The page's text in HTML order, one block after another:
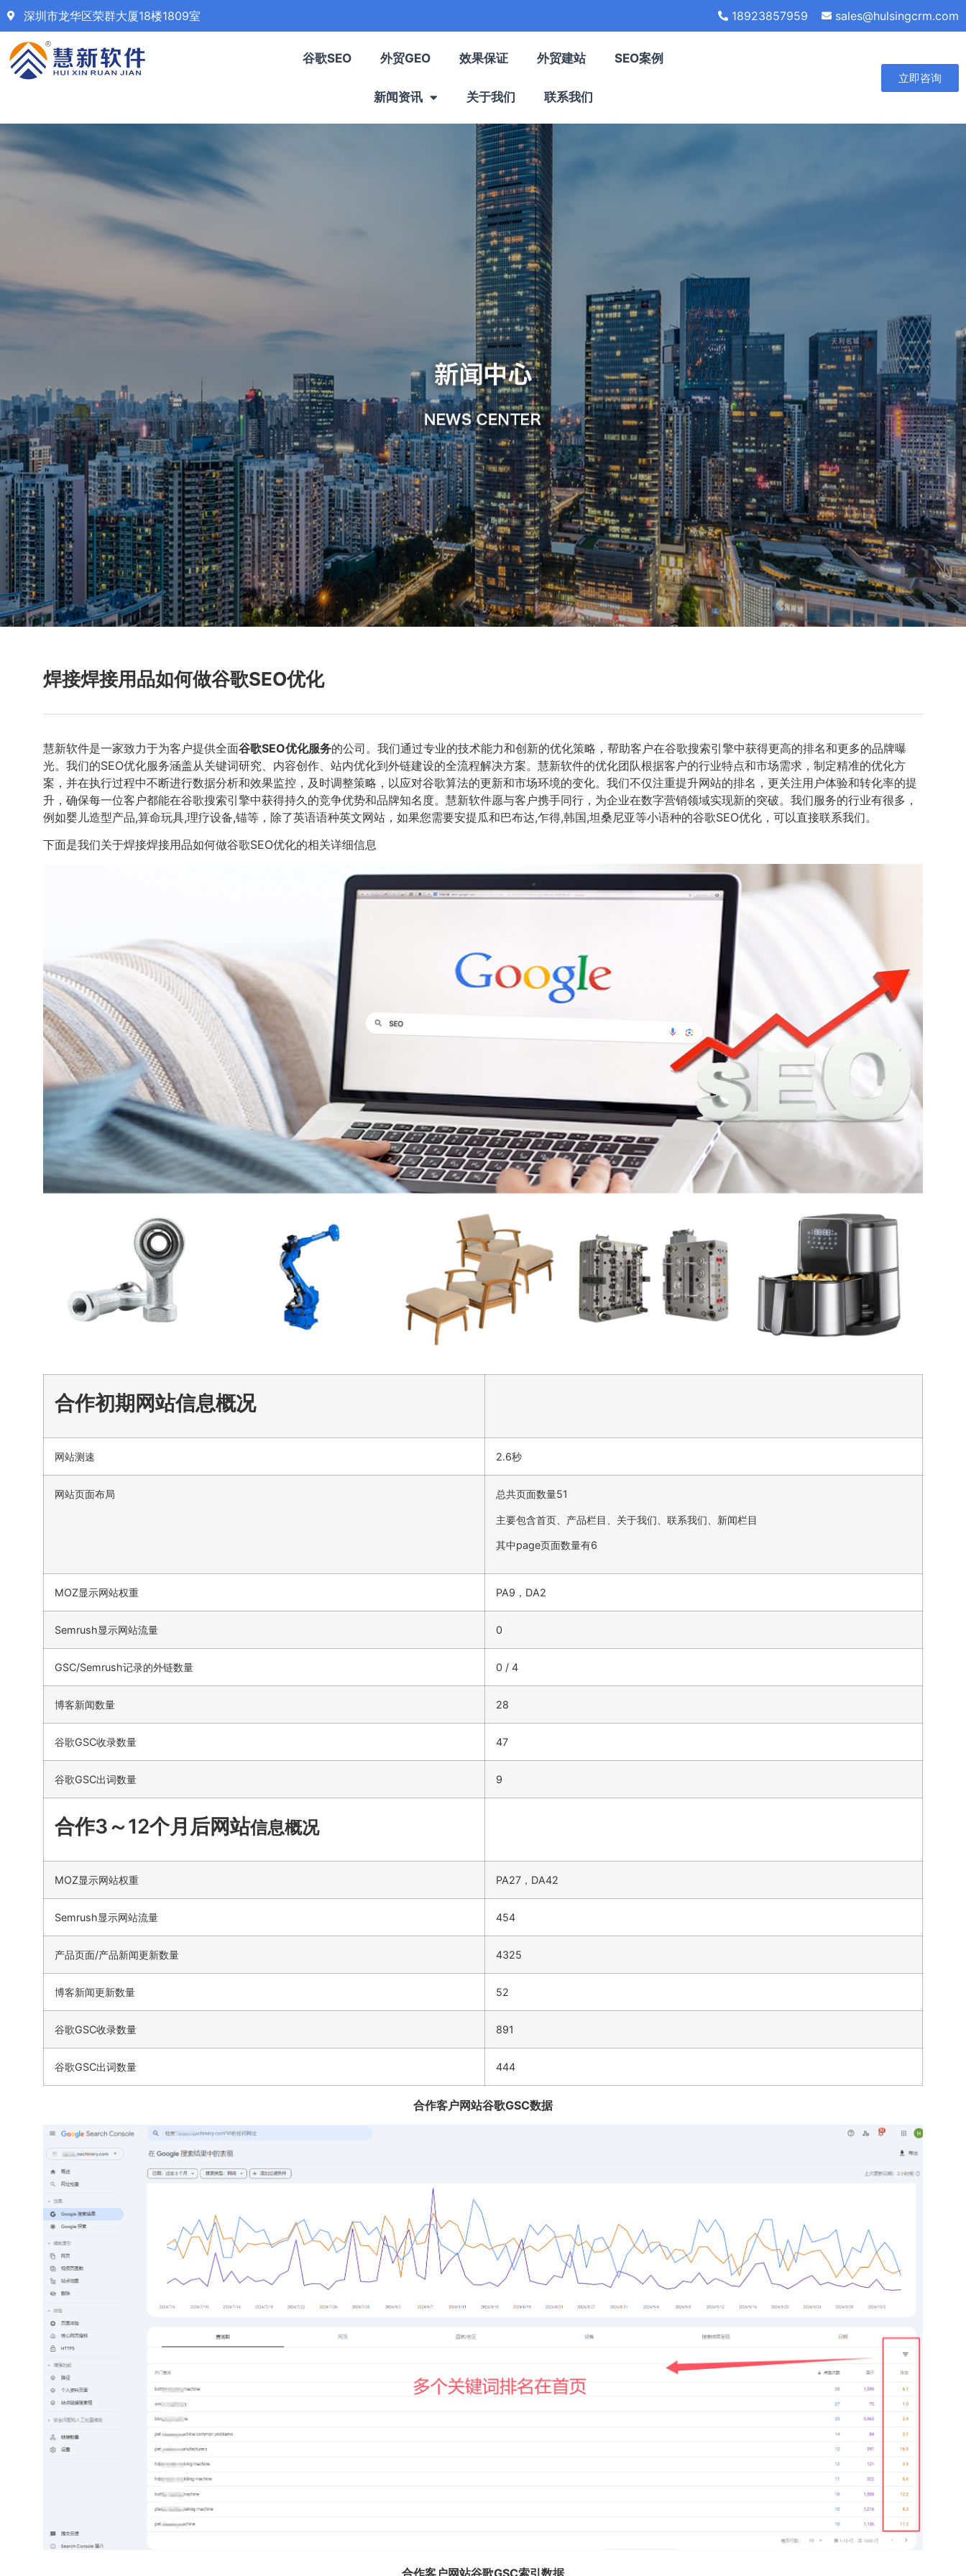
深圳市龙华区荣群大厦18楼1809室 18923857959 sales@hulsingcrm.com
谷歌SEO 外贸GEO 效果保证 外贸建站 SEO案例
新闻资讯 关于我们 联系我们
立即咨询
焊接焊接用品如何做谷歌SEO优化
慧新软件是一家致力于为客户提供全面谷歌SEO优化服务的公司。我们通过专业的技术能力和创新的优化策略，帮助客户在谷歌搜索引擎中获得更高的排名和更多的品牌曝
光。我们的SEO优化服务涵盖从关键词研究、内容创作、站内优化到外链建设的全流程解决方案。慧新软件的优化团队根据客户的行业特点和市场需求，制定精准的优化方
案，并在执行过程中不断进行数据分析和效果监控，及时调整策略，以应对谷歌算法的更新和市场环境的变化。我们不仅注重提升网站的排名，更关注用户体验和转化率的提
升，确保每一位客户都能在谷歌搜索引擎中获得持久的竞争优势和品牌知名度。慧新软件愿与客户携手同行，为企业在数字营销领域实现新的突破。我们服务的行业有很多，
例如婴儿造型产品,算命玩具,理疗设备,锚等，除了英语语种英文网站，如果您需要安提瓜和巴布达,乍得,韩国,坦桑尼亚等小语种的谷歌SEO优化，可以直接联系我们。
下面是我们关于焊接焊接用品如何做谷歌SEO优化的相关详细信息
合作初期网站信息概况
网站测速 2.6秒
网站页面布局 总共页面数量51
主要包含首页、产品栏目、关于我们、联系我们、新闻栏目
其中page页面数量有6
MOZ显示网站权重 PA9，DA2
Semrush显示网站流量 0
GSC/Semrush记录的外链数量 0 / 4
博客新闻数量 28
谷歌GSC收录数量 47
谷歌GSC出词数量 9
合作3～12个月后网站信息概况
MOZ显示网站权重 PA27，DA42
Semrush显示网站流量 454
产品页面/产品新闻更新数量 4325
博客新闻更新数量 52
谷歌GSC收录数量 891
谷歌GSC出词数量 444
合作客户网站谷歌GSC数据